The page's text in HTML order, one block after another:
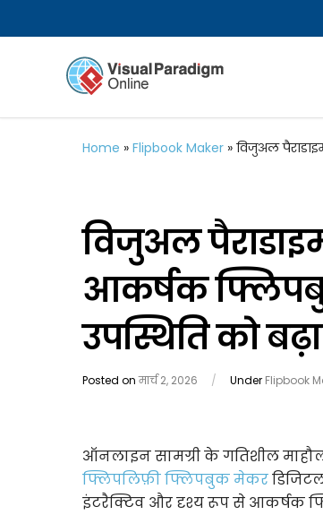
Home » Flipbook Maker » विजुअल
विजुअल
आकर्षक
उपस्थिति को
Posted onमार्च 2, 2026 / Under Flipbook
ऑनलाइन सामग्री के गतिशील
फ्लिपलिफ़ी फ्लिपबुक मेकर
इंटरैक्टिव और दृश्य रूप से आकर्षक